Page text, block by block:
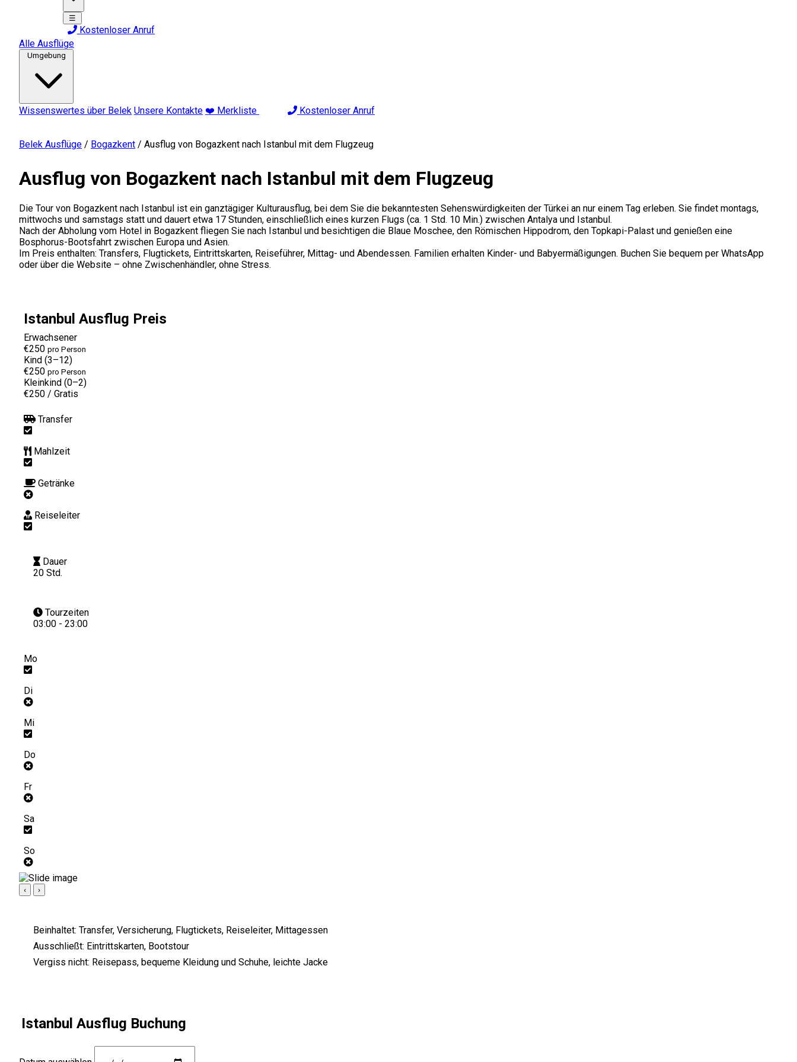
☰
Kostenloser Anruf
Alle Ausflüge
Umgebung
Wissenswertes über Belek Unsere Kontakte ❤️ Merkliste Kostenloser Anruf
Belek Ausflüge / Bogazkent / Ausflug von Bogazkent nach Istanbul mit dem Flugzeug
Ausflug von Bogazkent nach Istanbul mit dem Flugzeug
Die Tour von Bogazkent nach Istanbul ist ein ganztägiger Kulturausflug, bei dem Sie die bekanntesten Sehenswürdigkeiten der Türkei an nur einem Tag erleben. Sie findet montags,
mittwochs und samstags statt und dauert etwa 17 Stunden, einschließlich eines kurzen Flugs (ca. 1 Std. 10 Min.) zwischen Antalya und Istanbul.
Nach der Abholung vom Hotel in Bogazkent fliegen Sie nach Istanbul und besichtigen die Blaue Moschee, den Römischen Hippodrom, den Topkapi-Palast und genießen eine
Bosphorus-Bootsfahrt zwischen Europa und Asien.
Im Preis enthalten: Transfers, Flugtickets, Eintrittskarten, Reiseführer, Mittag- und Abendessen. Familien erhalten Kinder- und Babyermäßigungen. Buchen Sie bequem per WhatsApp
oder über die Website – ohne Zwischenhändler, ohne Stress.
Istanbul Ausflug Preis
Erwachsener
€250 pro Person
Kind (3–12)
€250 pro Person
Kleinkind (0–2)
€250 / Gratis
Transfer
Mahlzeit
Getränke
Reiseleiter
Dauer
20 Std.
Tourzeiten
03:00 - 23:00
Mo
Di
Mi
Do
Fr
Sa
So
‹ ›
Beinhaltet: Transfer, Versicherung, Flugtickets, Reiseleiter, Mittagessen
Ausschließt: Eintrittskarten, Bootstour
Vergiss nicht: Reisepass, bequeme Kleidung und Schuhe, leichte Jacke
Istanbul Ausflug Buchung